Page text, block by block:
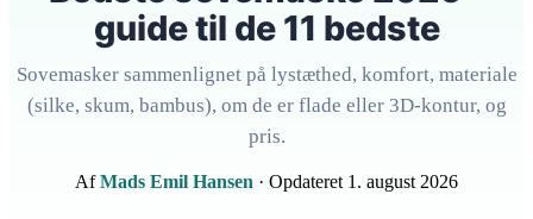
guide til de 11 bedste
Sovemasker sammenlignet på lystæthed, komfort, materiale
(silke, skum, bambus), om de er flade eller 3D-kontur, og
pris.
AfMads Emil Hansen · Opdateret 1. august 2026